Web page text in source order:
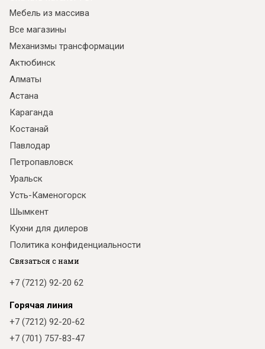
Мебель из массива
Все магазины
Механизмы трансформации
Актюбинск
Алматы
Астана
Караганда
Костанай
Павлодар
Петропавловск
Уральск
Усть-Каменогорск
Шымкент
Кухни для дилеров
Политика конфиденциальности
Связаться с нами
+7 (7212) 92-20 62
Горячая линия
+7 (7212) 92-20-62
+7 (701) 757-83-47